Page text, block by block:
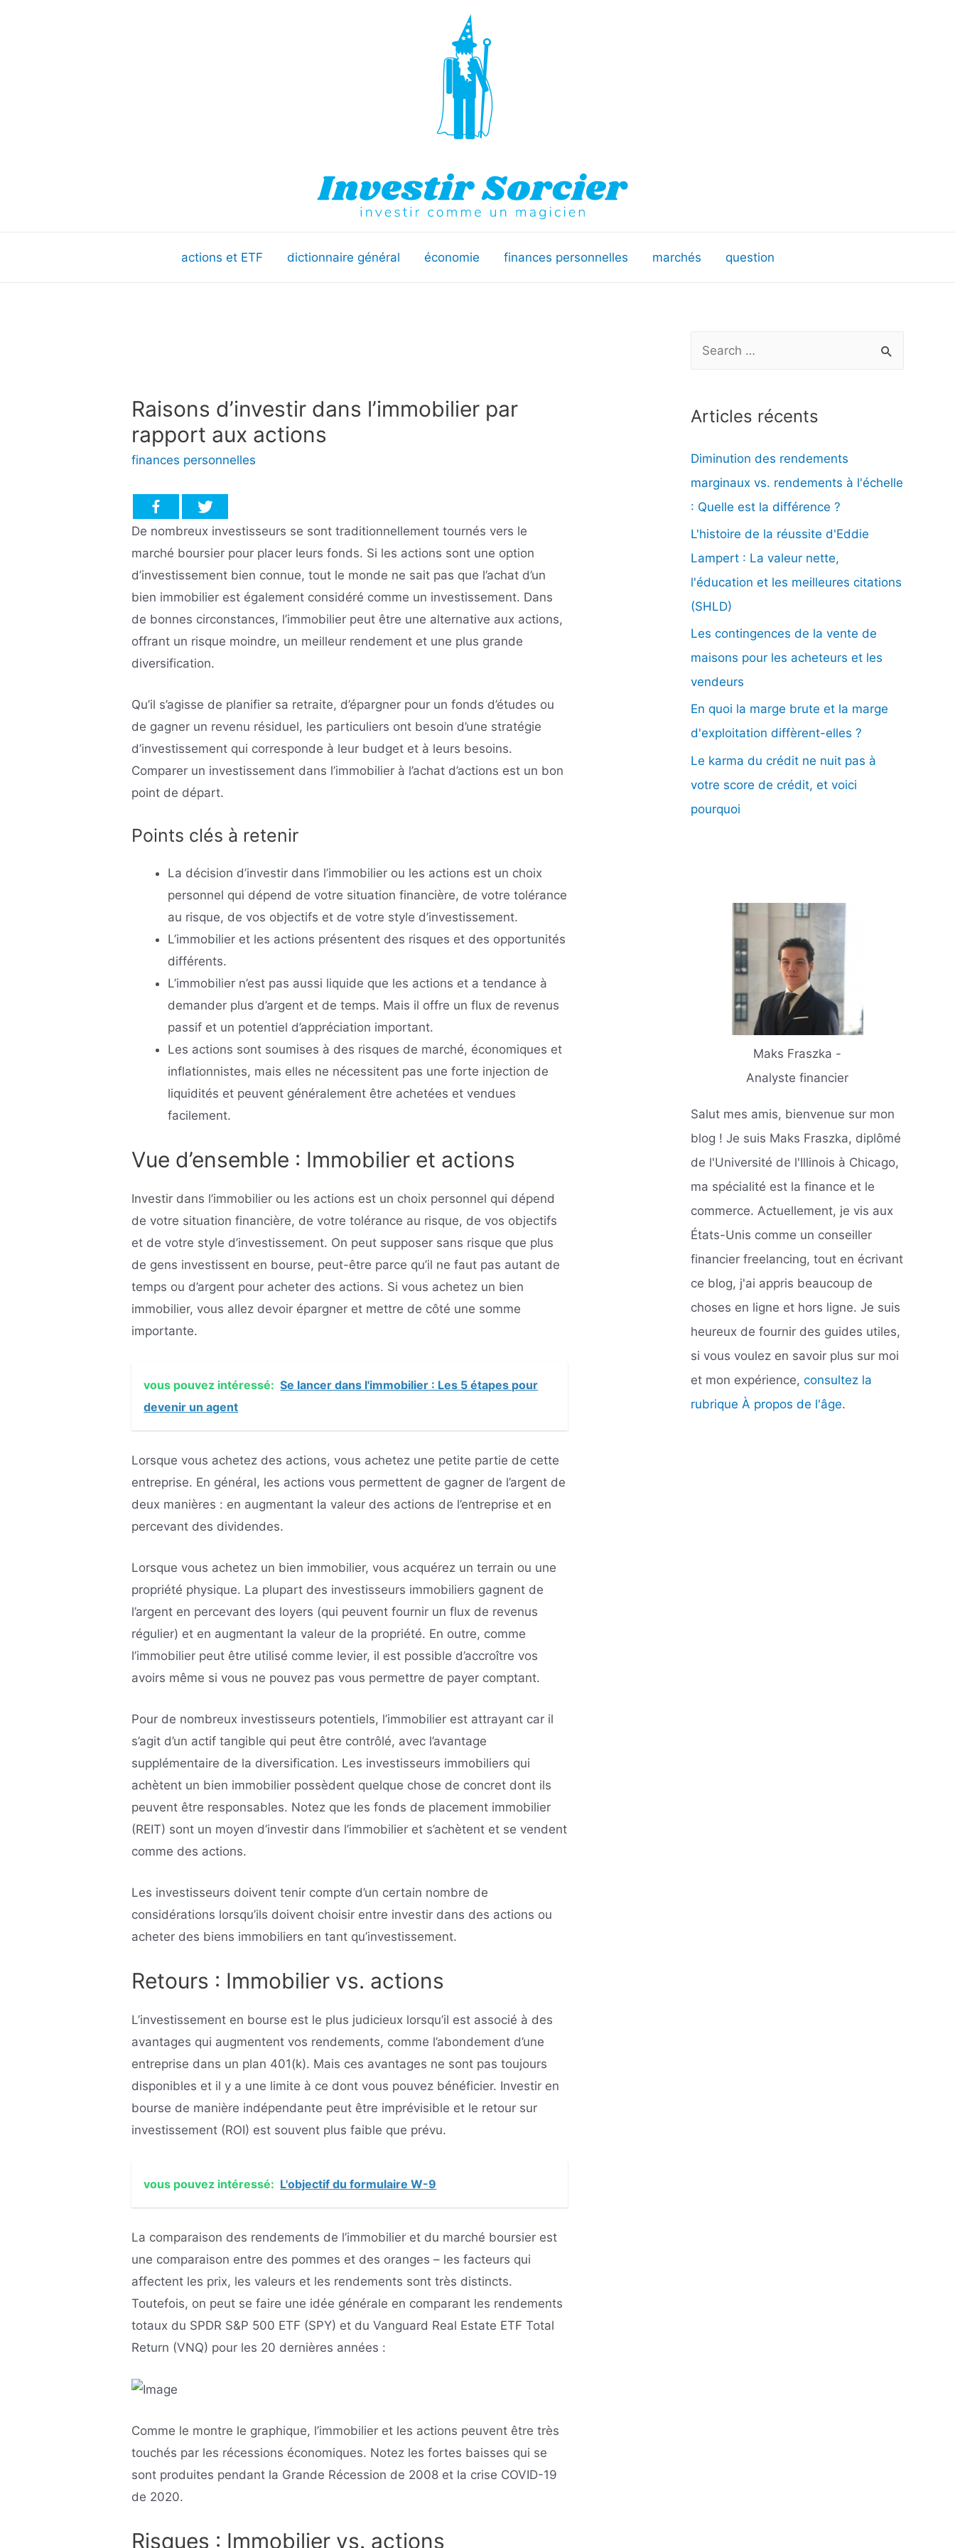
actions et ETF dictionnaire général économie finances personnelles marchés question
Raisons d’investir dans l’immobilier par
rapport aux actions
finances personnelles
De nombreux investisseurs se sont traditionnellement tournés vers le
marché boursier pour placer leurs fonds. Si les actions sont une option
d’investissement bien connue, tout le monde ne sait pas que l’achat d’un
bien immobilier est également considéré comme un investissement. Dans
de bonnes circonstances, l’immobilier peut être une alternative aux actions,
offrant un risque moindre, un meilleur rendement et une plus grande
diversification.
Qu’il s’agisse de planifier sa retraite, d’épargner pour un fonds d’études ou
de gagner un revenu résiduel, les particuliers ont besoin d’une stratégie
d’investissement qui corresponde à leur budget et à leurs besoins.
Comparer un investissement dans l’immobilier à l’achat d’actions est un bon
point de départ.
Points clés à retenir
La décision d’investir dans l’immobilier ou les actions est un choix
personnel qui dépend de votre situation financière, de votre tolérance
au risque, de vos objectifs et de votre style d’investissement.
L’immobilier et les actions présentent des risques et des opportunités
différents.
L’immobilier n’est pas aussi liquide que les actions et a tendance à
demander plus d’argent et de temps. Mais il offre un flux de revenus
passif et un potentiel d’appréciation important.
Les actions sont soumises à des risques de marché, économiques et
inflationnistes, mais elles ne nécessitent pas une forte injection de
liquidités et peuvent généralement être achetées et vendues
facilement.
Vue d’ensemble : Immobilier et actions
Investir dans l’immobilier ou les actions est un choix personnel qui dépend
de votre situation financière, de votre tolérance au risque, de vos objectifs
et de votre style d’investissement. On peut supposer sans risque que plus
de gens investissent en bourse, peut-être parce qu’il ne faut pas autant de
temps ou d’argent pour acheter des actions. Si vous achetez un bien
immobilier, vous allez devoir épargner et mettre de côté une somme
importante.
vous pouvez intéressé: Se lancer dans l'immobilier : Les 5 étapes pour
devenir un agent
Lorsque vous achetez des actions, vous achetez une petite partie de cette
entreprise. En général, les actions vous permettent de gagner de l’argent de
deux manières : en augmentant la valeur des actions de l’entreprise et en
percevant des dividendes.
Lorsque vous achetez un bien immobilier, vous acquérez un terrain ou une
propriété physique. La plupart des investisseurs immobiliers gagnent de
l’argent en percevant des loyers (qui peuvent fournir un flux de revenus
régulier) et en augmentant la valeur de la propriété. En outre, comme
l’immobilier peut être utilisé comme levier, il est possible d’accroître vos
avoirs même si vous ne pouvez pas vous permettre de payer comptant.
Pour de nombreux investisseurs potentiels, l’immobilier est attrayant car il
s’agit d’un actif tangible qui peut être contrôlé, avec l’avantage
supplémentaire de la diversification. Les investisseurs immobiliers qui
achètent un bien immobilier possèdent quelque chose de concret dont ils
peuvent être responsables. Notez que les fonds de placement immobilier
(REIT) sont un moyen d’investir dans l’immobilier et s’achètent et se vendent
comme des actions.
Les investisseurs doivent tenir compte d’un certain nombre de
considérations lorsqu’ils doivent choisir entre investir dans des actions ou
acheter des biens immobiliers en tant qu’investissement.
Retours : Immobilier vs. actions
L’investissement en bourse est le plus judicieux lorsqu’il est associé à des
avantages qui augmentent vos rendements, comme l’abondement d’une
entreprise dans un plan 401(k). Mais ces avantages ne sont pas toujours
disponibles et il y a une limite à ce dont vous pouvez bénéficier. Investir en
bourse de manière indépendante peut être imprévisible et le retour sur
investissement (ROI) est souvent plus faible que prévu.
vous pouvez intéressé: L'objectif du formulaire W-9
La comparaison des rendements de l’immobilier et du marché boursier est
une comparaison entre des pommes et des oranges – les facteurs qui
affectent les prix, les valeurs et les rendements sont très distincts.
Toutefois, on peut se faire une idée générale en comparant les rendements
totaux du SPDR S&P 500 ETF (SPY) et du Vanguard Real Estate ETF Total
Return (VNQ) pour les 20 dernières années :
Comme le montre le graphique, l’immobilier et les actions peuvent être très
touchés par les récessions économiques. Notez les fortes baisses qui se
sont produites pendant la Grande Récession de 2008 et la crise COVID-19
de 2020.
Risques : Immobilier vs. actions
h
r
c
h
e
r
:
Articles récents
Diminution des rendements
marginaux vs. rendements à l'échelle
: Quelle est la différence ?
L'histoire de la réussite d'Eddie
Lampert : La valeur nette,
l'éducation et les meilleures citations
(SHLD)
Les contingences de la vente de
maisons pour les acheteurs et les
vendeurs
En quoi la marge brute et la marge
d'exploitation diffèrent-elles ?
Le karma du crédit ne nuit pas à
votre score de crédit, et voici
pourquoi
Maks Fraszka -
Analyste financier
Salut mes amis, bienvenue sur mon
blog ! Je suis Maks Fraszka, diplômé
de l'Université de l'Illinois à Chicago,
ma spécialité est la finance et le
commerce. Actuellement, je vis aux
États-Unis comme un conseiller
financier freelancing, tout en écrivant
ce blog, j'ai appris beaucoup de
choses en ligne et hors ligne. Je suis
heureux de fournir des guides utiles,
si vous voulez en savoir plus sur moi
et mon expérience, consultez la
rubrique À propos de l'âge.